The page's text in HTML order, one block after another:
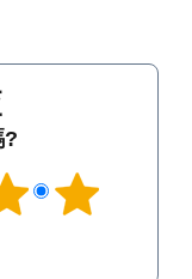
?